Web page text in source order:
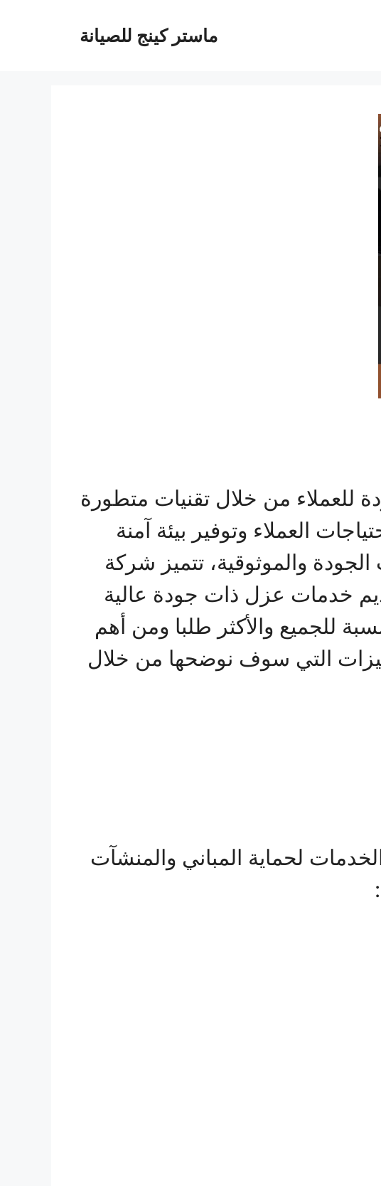
ماستر كينج للصيانة
للعملاء من خلال تقنيات متطورة
العملاء وتوفير بيئة آمنة
والموثوقية، تتميز شركة
خدمات عزل ذات جودة عالية
للجميع والأكثر طلبا ومن أهم
التي سوف نوضحها من خلال
لحماية المباني والمنشآت